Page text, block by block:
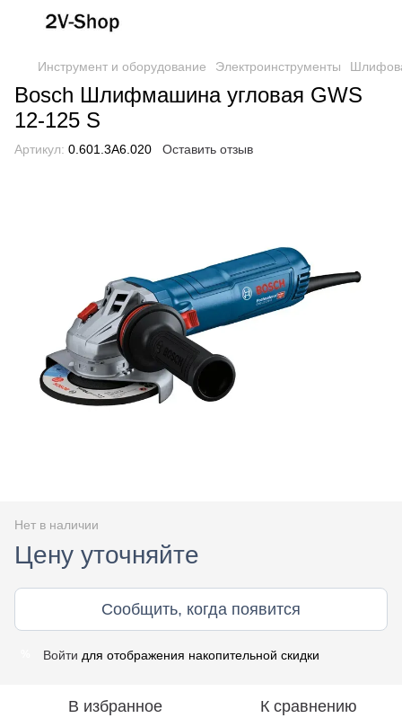
Инструмент и оборудование Электроинструменты
Bosch Шлифмашина угловая GWS
12-125 S
Артикул: 0.601.3A6.020 Оставить отзыв
Нет в наличии
Цену уточняйте
Сообщить, когда появится
Войти для отображения накопительной скидки
В избранное К сравнению